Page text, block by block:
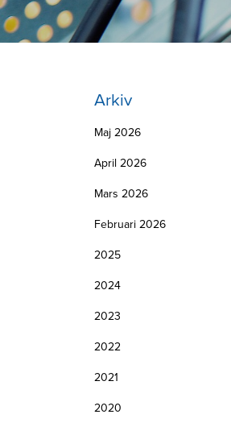
Arkiv
Maj 2026
April 2026
Mars 2026
Februari 2026
2025
2024
2023
2022
2021
2020